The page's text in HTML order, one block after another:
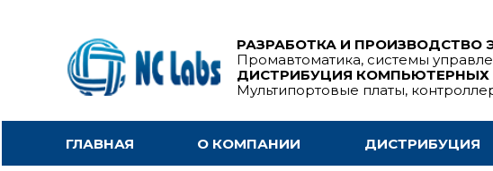
РАЗРАБОТКА И ПРОИЗВОДСТВО
Промавтоматика, системы
ДИСТРИБУЦИЯ
Мультипортовые платы,
ГЛАВНАЯ О КОМПАНИИ ДИСТРИБУЦИЯ